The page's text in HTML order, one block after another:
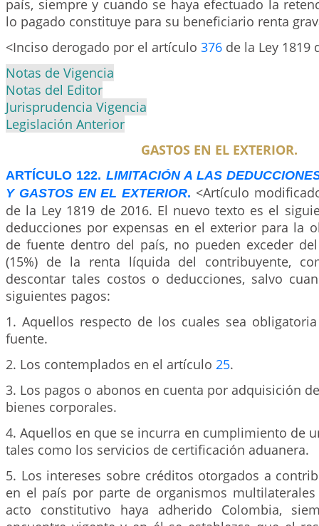
país, siempre y cuando se haya efectuado la
lo pagado constituye para su beneficiario renta
<Inciso derogado por el artículo 376 de la Ley 1819
Notas de Vigencia
Notas del Editor
Jurisprudencia Vigencia
Legislación Anterior
GASTOS EN EL EXTERIOR.
ARTÍCULO 122. LIMITACIÓN A LAS
Y GASTOS EN EL EXTERIOR. <Artículo
de la Ley 1819 de 2016. El nuevo texto es el
deducciones por expensas en el exterior para la
de fuente dentro del país, no pueden exceder
(15%) de la renta líquida del contribuyente,
descontar tales costos o deducciones, salvo
siguientes pagos:
1. Aquellos respecto de los cuales sea
fuente.
2. Los contemplados en el artículo 25.
3. Los pagos o abonos en cuenta por adquisición
bienes corporales.
4. Aquellos en que se incurra en cumplimiento de
tales como los servicios de certificación aduanera.
5. Los intereses sobre créditos otorgados a
en el país por parte de organismos
acto constitutivo haya adherido Colombia,